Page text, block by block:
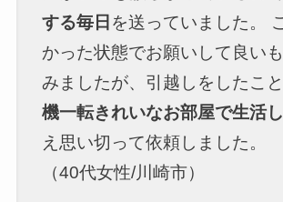
する毎日 を送っていました。
かった状態でお願いして良い
みましたが、引越しをしたこ
機一転きれいなお部屋で生活
え思い切って依頼しました。
（40代女性/川崎市）